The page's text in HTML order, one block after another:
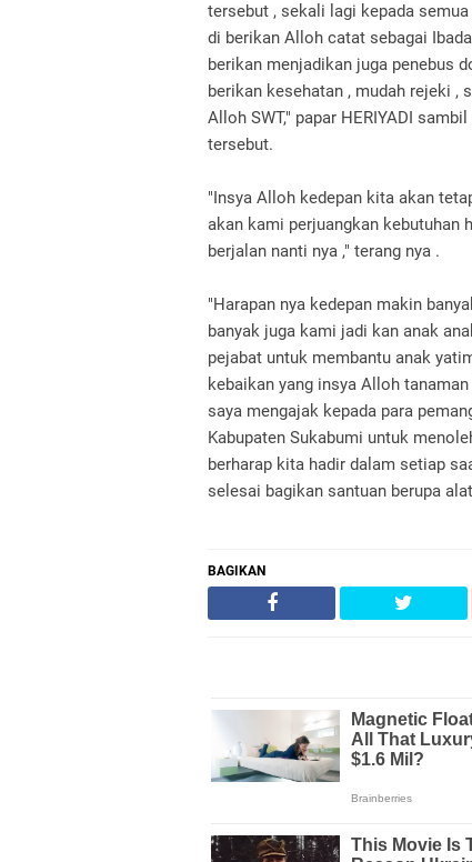
tersebut , sekali lagi kepada
di berikan Alloh catat sebagai
berikan menjadikan juga penebus
berikan kesehatan , mudah rejeki ,
Alloh SWT," papar HERIYADI
tersebut.
"Insya Alloh kedepan kita akan
akan kami perjuangkan kebutuhan
berjalan nanti nya ," terang nya .
"Harapan nya kedepan makin
banyak juga kami jadi kan anak
pejabat untuk membantu anak
kebaikan yang insya Alloh
saya mengajak kepada para
Kabupaten Sukabumi untuk
berharap kita hadir dalam setiap
selesai bagikan santuan berupa
BAGIKAN